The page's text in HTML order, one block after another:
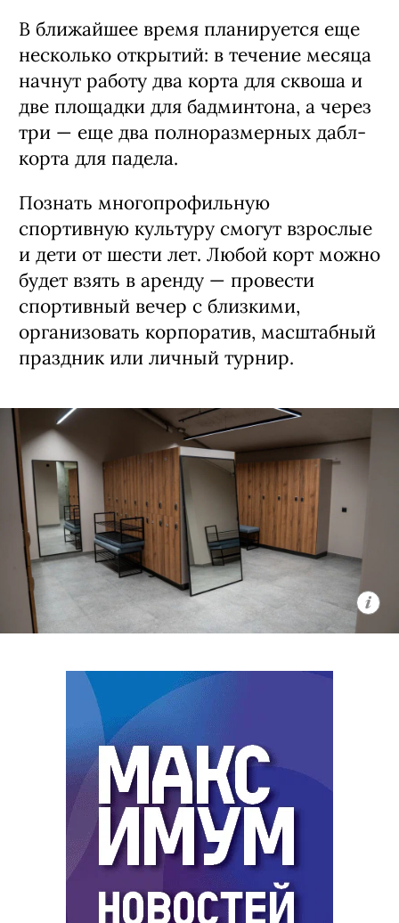
В ближайшее время планируется еще
несколько открытий: в течение месяца
начнут работу два корта для сквоша и
две площадки для бадминтона, а через
три — еще два полноразмерных дабл-
корта для падела.
Познать многопрофильную
спортивную культуру смогут взрослые
и дети от шести лет. Любой корт можно
будет взять в аренду — провести
спортивный вечер с близкими,
организовать корпоратив, масштабный
праздник или личный турнир.